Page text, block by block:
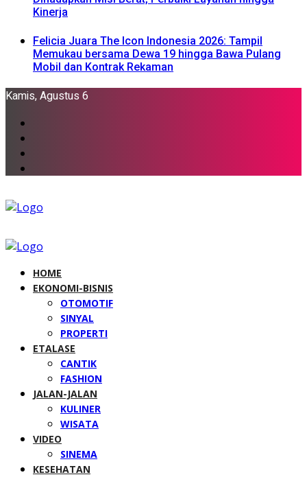
Kinerja
Felicia Juara The Icon Indonesia 2026: Tampil
Memukau bersama Dewa 19 hingga Bawa Pulang
Mobil dan Kontrak Rekaman
Kamis, Agustus 6
HOME
EKONOMI-BISNIS
OTOMOTIF
SINYAL
PROPERTI
ETALASE
CANTIK
FASHION
JALAN-JALAN
KULINER
WISATA
VIDEO
SINEMA
KESEHATAN